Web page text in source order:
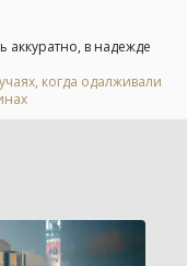
в надежде
когда одалживали